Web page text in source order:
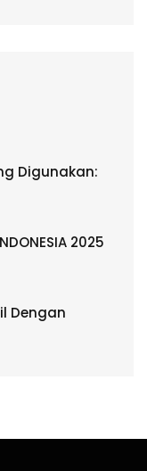
Digunakan:
2025
Dengan